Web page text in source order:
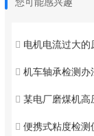
电机电流过大的
机车轴承检测办
某电厂磨煤机高
便携式粘度检测